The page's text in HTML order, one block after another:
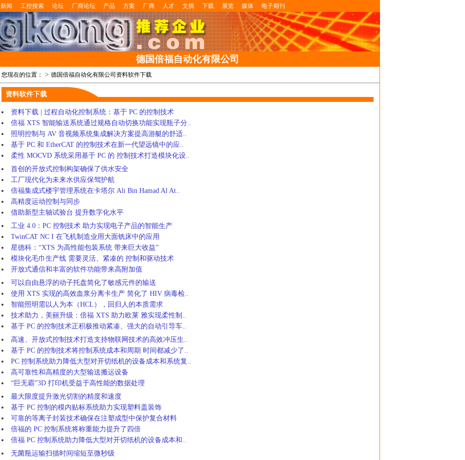
新闻 工控搜索 论坛 厂商论坛 产品 方案 厂商 人才 文摘 下载 展览 媒体 电子期刊
德国倍福自动化有限公司
您现在的位置： > 德国倍福自动化有限公司资料软件下载
资料软件下载
资料下载 | 过程自动化控制系统：基于 PC 的控制技术
倍福 XTS 智能输送系统通过规格自动切换功能实现瓶子分..
照明控制与 AV 音视频系统集成解决方案提高游艇的舒适..
基于 PC 和 EtherCAT 的控制技术在新一代望远镜中的应..
柔性 MOCVD 系统采用基于 PC 的 控制技术打造模块化设..
首创的开放式控制构架确保了供水安全
工厂现代化为未来水供应保驾护航
倍福集成式楼宇管理系统在卡塔尔 Ali Bin Hamad Al At..
高精度运动控制与同步
借助新型主轴试验台 提升数字化水平
工业 4.0：PC 控制技术 助力实现电子产品的智能生产
TwinCAT NC I 在飞机制造业用大面铣床中的应用
星德科：“XTS 为高性能包装系统 带来巨大收益”
模块化毛巾生产线 需要灵活、紧凑的 控制和驱动技术
开放式通信和丰富的软件功能带来高附加值
可以自由悬浮的动子托盘简化了敏感元件的输送
使用 XTS 实现的高效血浆分离卡生产 简化了 HIV 病毒检..
智能照明需以人为本（HCL），回归人的本质需求
技术助力，美丽升级：倍福 XTS 助力欧莱 雅实现柔性制..
基于 PC 的控制技术正积极推动紧凑、强大的自动引导车..
高速、开放式控制技术打造支持物联网技术的高效冲压生..
基于 PC 的控制技术将控制系统成本和周期 时间都减少了..
PC 控制系统助力降低大型对开切纸机的设备成本和系统复..
高可靠性和高精度的大型输送搬运设备
“巨无霸”3D 打印机受益于高性能的数据处理
最大限度提升激光切割的精度和速度
基于 PC 控制的模内贴标系统助力实现塑料盖装饰
可靠的等离子封装技术确保在注塑成型中保护复合材料
倍福的 PC 控制系统将称重能力提升了四倍
倍福 PC 控制系统助力降低大型对开切纸机的设备成本和..
无菌瓶运输扫描时间缩短至微秒级